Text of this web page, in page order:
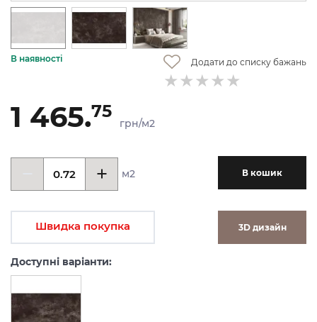
В наявності Додати до списку бажань
1 465.75
грн/м2
м2 В кошик
Швидка покупка 3D дизайн
Доступні варіанти: